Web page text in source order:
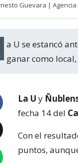
Guevara | Agencia
sin ganar como
La U y
fecha 14 del
Con el
puntos,